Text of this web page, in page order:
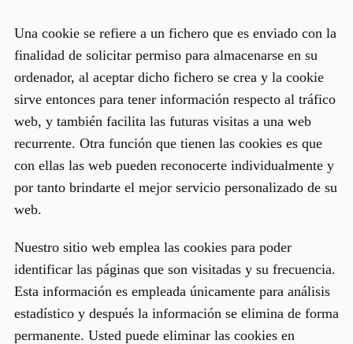
Una cookie se refiere a un fichero que es enviado con la
finalidad de solicitar permiso para almacenarse en su
ordenador, al aceptar dicho fichero se crea y la cookie
sirve entonces para tener información respecto al tráfico
web, y también facilita las futuras visitas a una web
recurrente. Otra función que tienen las cookies es que
con ellas las web pueden reconocerte individualmente y
por tanto brindarte el mejor servicio personalizado de su
web.
Nuestro sitio web emplea las cookies para poder
identificar las páginas que son visitadas y su frecuencia.
Esta información es empleada únicamente para análisis
estadístico y después la información se elimina de forma
permanente. Usted puede eliminar las cookies en